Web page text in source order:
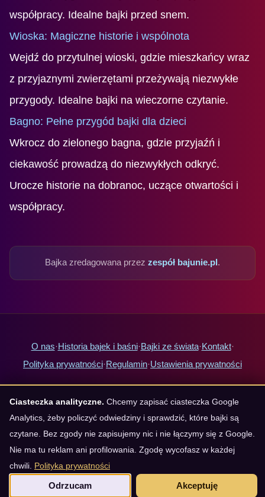
współpracy. Idealne bajki przed snem.
Wioska: Magiczne historie i wspólnota
Wejdź do przytulnej wioski, gdzie mieszkańcy wraz
z przyjaznymi zwierzętami przeżywają niezwykłe
przygody. Idealne bajki na wieczorne czytanie.
Bagno: Pełne przygód bajki dla dzieci
Wkrocz do zielonego bagna, gdzie przyjaźń i
ciekawość prowadzą do niezwykłych odkryć.
Urocze historie na dobranoc, uczące otwartości i
współpracy.
Bajka zredagowana przez zespół bajunie.pl .
O nas·Historia bajek i baśni·Bajki ze świata·Kontakt·
Polityka prywatności·Regulamin·Ustawienia prywatności
Krótkie bajki na dobranoc·Bajki na 5 minut·Bajki dla 3-latka·
Bajki dla 4-latka·Bajki dla 5-latka·Bajki terapeutyczne·
Bajki o strachu przed ciemnością
Bajki do słuchania za darmo
Redakcja Bajunie
Ciasteczka analityczne. Chcemy zapisać ciasteczka Google
Analytics, żeby policzyć odwiedziny i sprawdzić, które bajki są
czytane. Bez zgody nie zapisujemy nic i nie łączymy się z Google.
Nie ma tu reklam ani profilowania. Zgodę wycofasz w każdej
chwili. Polityka prywatności
Odrzucam Akceptuję